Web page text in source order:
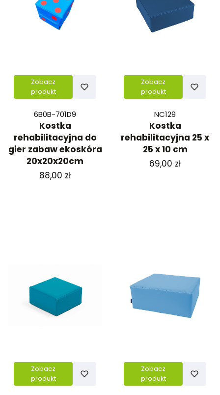
Zobacz
produkt
6B0B-701D9
Kostka
rehabilitacyjna do
gier zabaw ekoskóra
20x20x20cm
Cena
88,00 zł
Zobacz
produkt
NC129
Kostka
rehabilitacyjna 25 x
25 x 10 cm
Cena
69,00 zł
Zobacz
produkt
Zobacz
produkt